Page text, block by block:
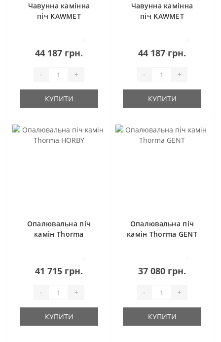
Чавунна камінна
піч KAWMET
44 187 грн.
- +
КУПИТИ
Чавунна камінна
піч KAWMET
44 187 грн.
- +
КУПИТИ
Опалювальна піч
камін Thorma
41 715 грн.
- +
КУПИТИ
Опалювальна піч
камін Thorma GENT
37 080 грн.
- +
КУПИТИ